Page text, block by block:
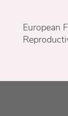
European